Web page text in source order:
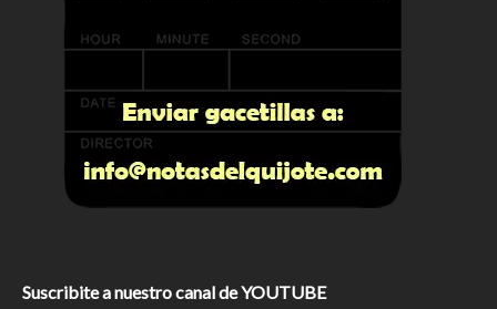
Suscribite a nuestro canal de YOUTUBE